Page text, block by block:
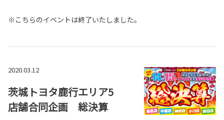
※こちらのイベントは終了いたしました。
2020.03.12
茨城トヨタ鹿行エリア5
店舗合同企画 総決算